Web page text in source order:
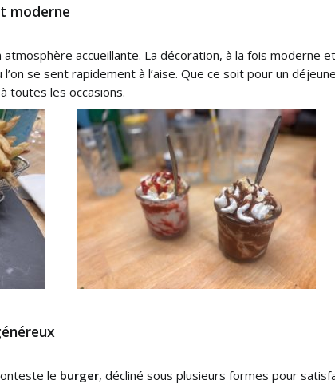
moderne
atmosphère accueillante. La décoration, à la fois moderne
se sent rapidement à l’aise. Que ce soit pour un
toutes les occasions.
le burger, décliné sous plusieurs formes pour